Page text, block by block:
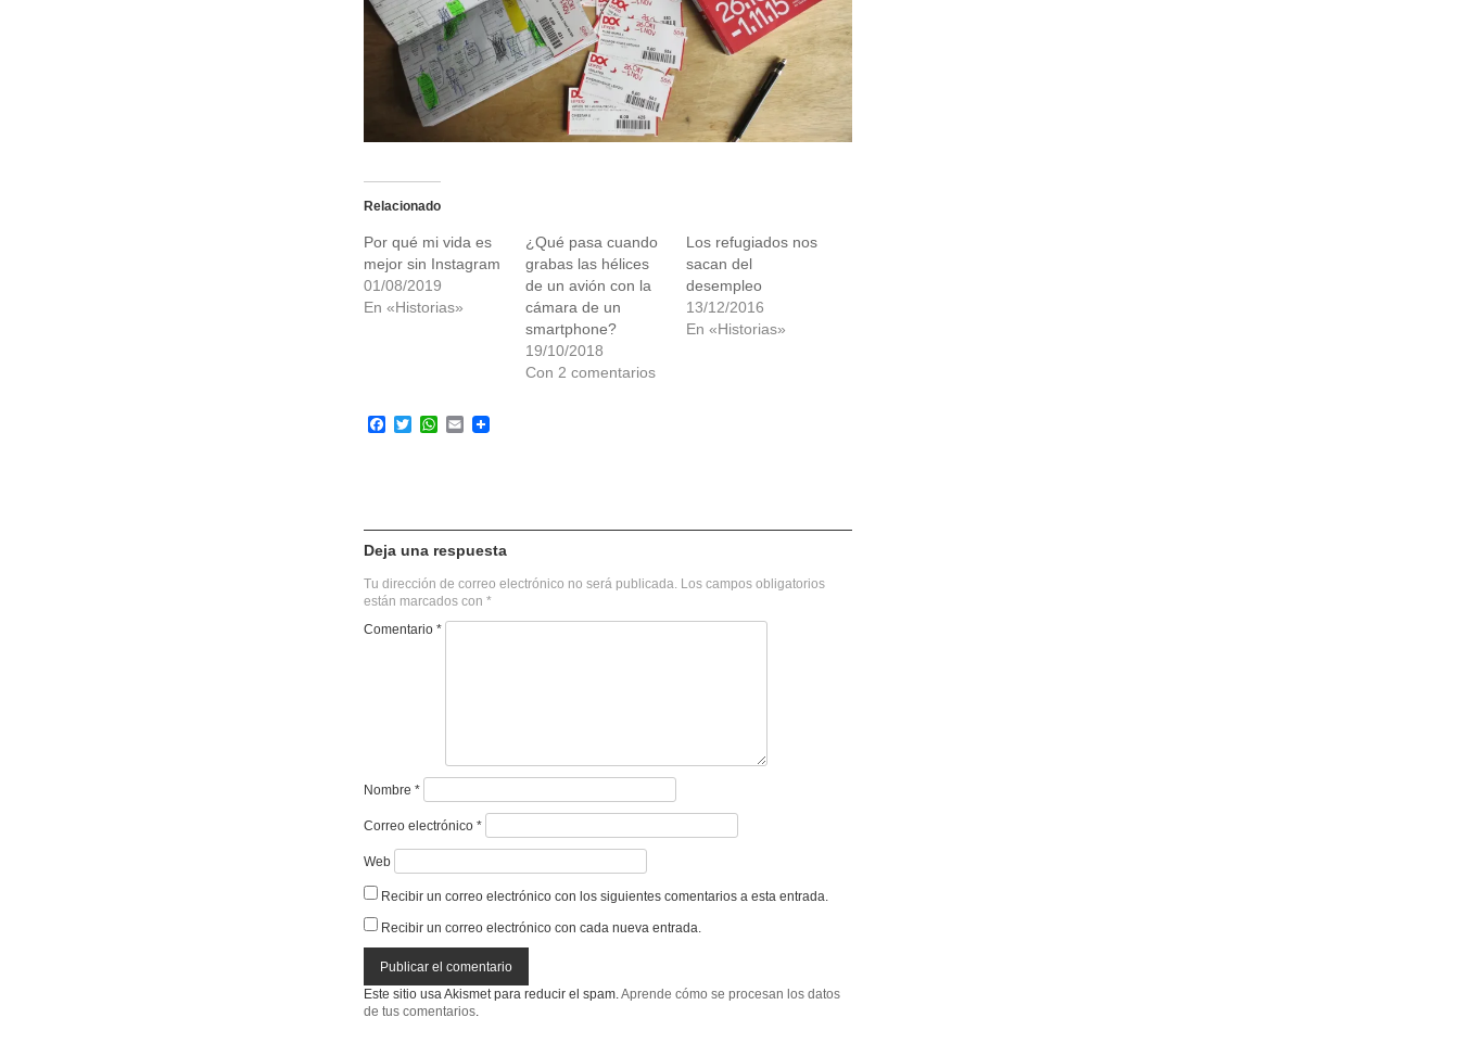
Relacionado
Por qué mi vida es
mejor sin Instagram
01/08/2019
En «Historias»
¿Qué pasa cuando
grabas las hélices
de un avión con la
cámara de un
smartphone?
19/10/2018
Con 2 comentarios
Los refugiados nos
sacan del
desempleo
13/12/2016
En «Historias»
Facebook
TwitterWhatsApp
Email
Deja una respuesta
Tu dirección de correo electrónico no será publicada. Los campos obligatorios
están marcados con *
Comentario *
Nombre *
Correo electrónico *
Web
Recibir un correo electrónico con los siguientes comentarios a esta entrada.
Recibir un correo electrónico con cada nueva entrada.
Este sitio usa Akismet para reducir el spam.Aprende cómo se procesan los datos
de tus comentarios.